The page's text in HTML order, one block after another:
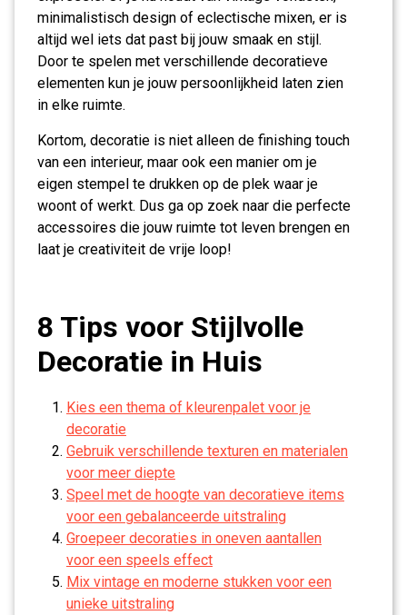
minimalistisch design of eclectische mixen, er is
altijd wel iets dat past bij jouw smaak en stijl.
Door te spelen met verschillende decoratieve
elementen kun je jouw persoonlijkheid laten zien
in elke ruimte.
Kortom, decoratie is niet alleen de finishing touch
van een interieur, maar ook een manier om je
eigen stempel te drukken op de plek waar je
woont of werkt. Dus ga op zoek naar die perfecte
accessoires die jouw ruimte tot leven brengen en
laat je creativiteit de vrije loop!
8 Tips voor Stijlvolle
Decoratie in Huis
Kies een thema of kleurenpalet voor je
decoratie
Gebruik verschillende texturen en materialen
voor meer diepte
Speel met de hoogte van decoratieve items
voor een gebalanceerde uitstraling
Groepeer decoraties in oneven aantallen
voor een speels effect
Mix vintage en moderne stukken voor een
unieke uitstraling